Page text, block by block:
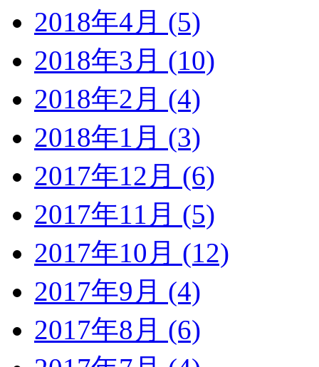
2018年4月 (5)
2018年3月 (10)
2018年2月 (4)
2018年1月 (3)
2017年12月 (6)
2017年11月 (5)
2017年10月 (12)
2017年9月 (4)
2017年8月 (6)